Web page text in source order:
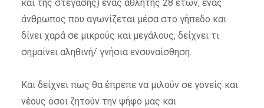
και της στέγασης) ένας αθλητής 28 ετών, ένας
άνθρωπος που αγωνίζεται μέσα στο γήπεδο και
δίνει χαρά σε μικρούς και μεγάλους, δείχνει τι
σημαίνει αληθινή/ γνήσια ενσυναίσθηση.
Και δείχνει πως θα έπρεπε να μιλούν σε γονείς και
νέους όσοι ζητούν την ψήφο μας και